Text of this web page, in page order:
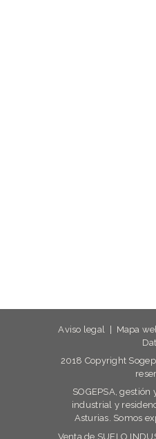
Aviso legal Mapa
2018 Copyright
SOGEPSA,
industrial y
Asturias. Somos
Venta de SUELO